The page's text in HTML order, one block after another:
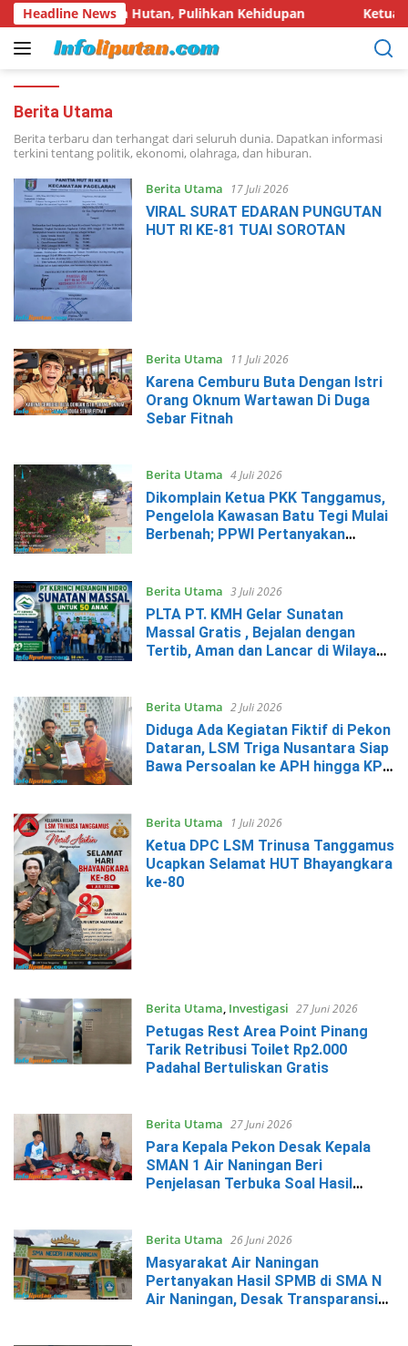
Langsung
ke
konten
Headline News
Pulihkan Hutan, Pulihkan Kehidupan Ketua DPD
Berita Utama
Berita terbaru dan terhangat dari seluruh dunia. Dapatkan informasi
terkini tentang politik, ekonomi, olahraga, dan hiburan.
Berita Utama 17 Juli 2026
VIRAL SURAT EDARAN PUNGUTAN
HUT RI KE-81 TUAI SOROTAN
Berita Utama 11 Juli 2026
Karena Cemburu Buta Dengan Istri
Orang Oknum Wartawan Di Duga
Sebar Fitnah
Berita Utama 4 Juli 2026
Dikomplain Ketua PKK Tanggamus,
Pengelola Kawasan Batu Tegi Mulai
Berbenah; PPWI Pertanyakan
Berita Utama 3 Juli 2026
PLTA PT. KMH Gelar Sunatan
Massal Gratis , Bejalan dengan
Tertib, Aman dan Lancar di Wilayah
Berita Utama 2 Juli 2026
Diduga Ada Kegiatan Fiktif di Pekon
Dataran, LSM Triga Nusantara Siap
Bawa Persoalan ke APH hingga KPK
Berita Utama 1 Juli 2026
Ketua DPC LSM Trinusa Tanggamus
Ucapkan Selamat HUT Bhayangkara
ke-80
Berita Utama, Investigasi 27 Juni 2026
Petugas Rest Area Point Pinang
Tarik Retribusi Toilet Rp2.000
Padahal Bertuliskan Gratis
Berita Utama 27 Juni 2026
Para Kepala Pekon Desak Kepala
SMAN 1 Air Naningan Beri
Penjelasan Terbuka Soal Hasil
Berita Utama 26 Juni 2026
Masyarakat Air Naningan
Pertanyakan Hasil SPMB di SMA N
Air Naningan, Desak Transparansi